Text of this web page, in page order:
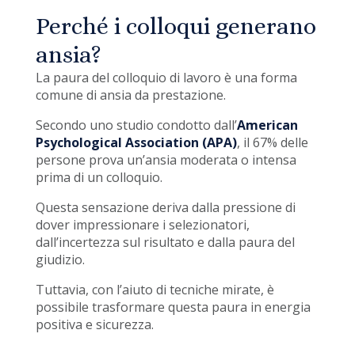
Perché i colloqui generano
ansia?
La paura del colloquio di lavoro è una forma
comune di ansia da prestazione.
Secondo uno studio condotto dall’American
Psychological Association (APA), il 67% delle
persone prova un’ansia moderata o intensa
prima di un colloquio.
Questa sensazione deriva dalla pressione di
dover impressionare i selezionatori,
dall’incertezza sul risultato e dalla paura del
giudizio.
Tuttavia, con l’aiuto di tecniche mirate, è
possibile trasformare questa paura in energia
positiva e sicurezza.